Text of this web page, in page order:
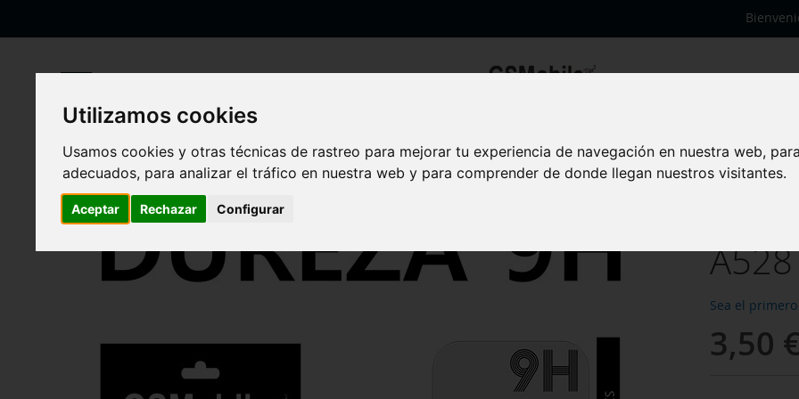
Utilizamos cookies
Usamos cookies y otras técnicas de rastreo para mejorar tu experiencia de navegación en nuestra web,
adecuados, para analizar el tráfico en nuestra web y para comprender de donde llegan nuestros visitantes.
Aceptar Rechazar Configurar
al
Saltar
Sea el
3,50